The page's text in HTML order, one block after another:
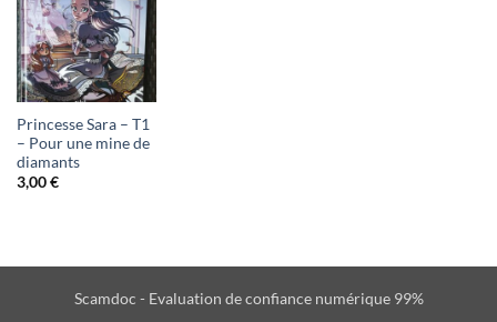
Ajouter
à ma
liste
Princesse Sara – T1
– Pour une mine de
diamants
3,00€
Scamdoc - Evaluation de confiance numérique 99%